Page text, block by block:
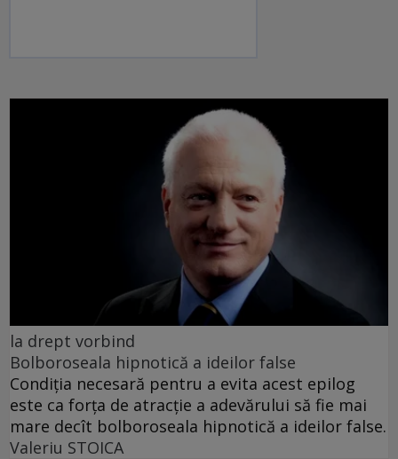
la drept vorbind
Bolboroseala hipnotică a ideilor false
Condiția necesară pentru a evita acest epilog
este ca forța de atracție a adevărului să fie mai
mare decît bolboroseala hipnotică a ideilor false.
Valeriu STOICA